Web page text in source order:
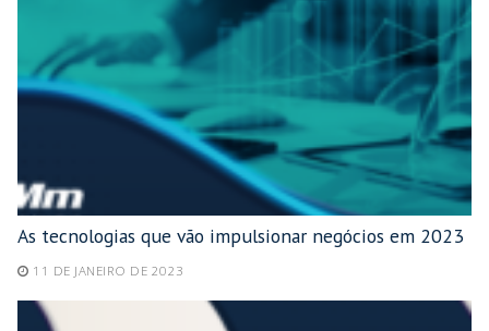
As tecnologias que vão impulsionar negócios em 2023
11 DE JANEIRO DE 2023